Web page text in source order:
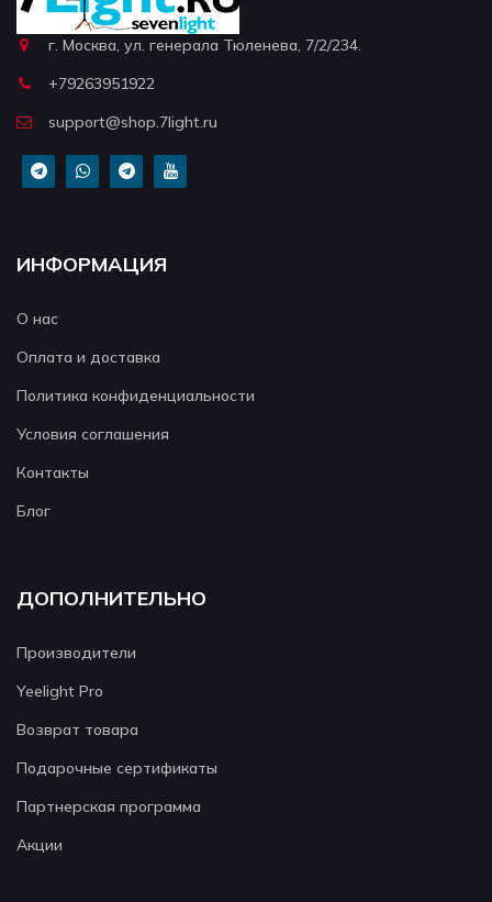
г. Москва, ул. генерала Тюленева, 7/2/234.
+79263951922
support@shop.7light.ru
ИНФОРМАЦИЯ
О нас
Оплата и доставка
Политика конфиденциальности
Условия соглашения
Контакты
Блог
ДОПОЛНИТЕЛЬНО
Производители
Yeelight Pro
Возврат товара
Подарочные сертификаты
Партнерская программа
Акции